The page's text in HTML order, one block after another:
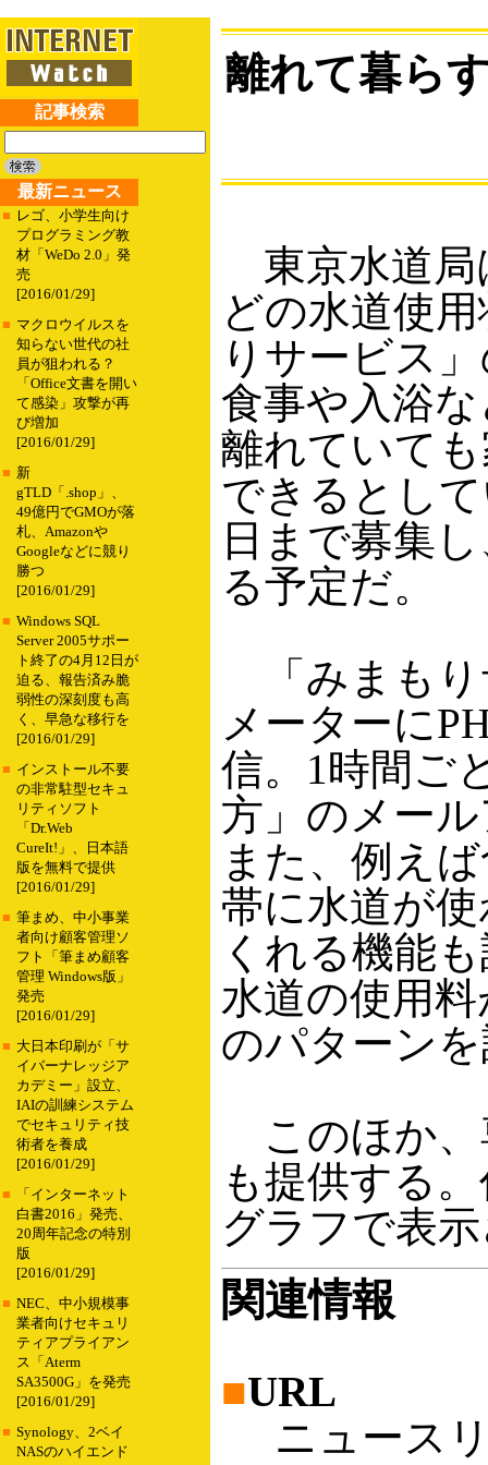
記事検索
最新ニュース
■ レゴ、小学生向け
プログラミング教
材「WeDo 2.0」発
売
[2016/01/29]
■ マクロウイルスを
知らない世代の社
員が狙われる？
「Office文書を開い
て感染」攻撃が再
び増加
[2016/01/29]
■ 新
gTLD「.shop」、
49億円でGMOが落
札、Amazonや
Googleなどに競り
勝つ
[2016/01/29]
■ Windows SQL
Server 2005サポー
ト終了の4月12日が
迫る、報告済み脆
弱性の深刻度も高
く、早急な移行を
[2016/01/29]
■ インストール不要
の非常駐型セキュ
リティソフト
「Dr.Web
CureIt!」、日本語
版を無料で提供
[2016/01/29]
■ 筆まめ、中小事業
者向け顧客管理ソ
フト「筆まめ顧客
管理 Windows版」
発売
[2016/01/29]
■ 大日本印刷が「サ
イバーナレッジア
カデミー」設立、
IAIの訓練システム
でセキュリティ技
術者を養成
[2016/01/29]
■
「インターネット
白書2016」発売、
20周年記念の特別
版
[2016/01/29]
■ NEC、中小規模事
業者向けセキュリ
ティアプライアン
ス「Aterm
SA3500G」を発売
[2016/01/29]
■ Synology、2ベイ
NASのハイエンド
離れて暮ら
東京水道局
どの水道使
りサービス
食事や入浴
離れていて
できるとし
日まで募集
る予定だ。
「みまもり
メーターに
信。1時間ご
方」のメー
また、例え
帯に水道が
くれる機能
水道の使用
のパターン
このほか、
も提供する
グラフで表
関連情報
■URL
ニュース